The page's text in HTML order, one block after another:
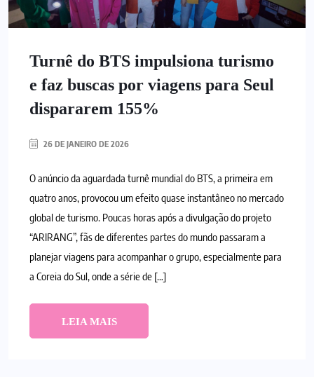
Turnê do BTS impulsiona turismo
e faz buscas por viagens para Seul
dispararem 155%
26 DE JANEIRO DE 2026
O anúncio da aguardada turnê mundial do BTS, a primeira em
quatro anos, provocou um efeito quase instantâneo no mercado
global de turismo. Poucas horas após a divulgação do projeto
“ARIRANG”, fãs de diferentes partes do mundo passaram a
planejar viagens para acompanhar o grupo, especialmente para
a Coreia do Sul, onde a série de […]
LEIA MAIS